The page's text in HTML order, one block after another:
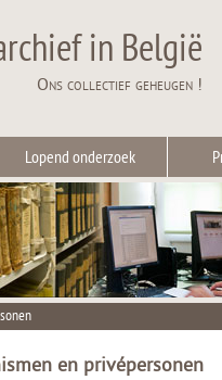
in België
Ons collectief geheugen !
Lopend onderzoek
en privépersonen